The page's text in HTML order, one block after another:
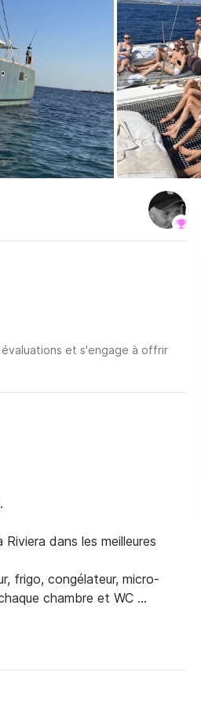
et s'engage à offrir
dans les meilleures
frigo, congélateur, micro-
chambre et WC